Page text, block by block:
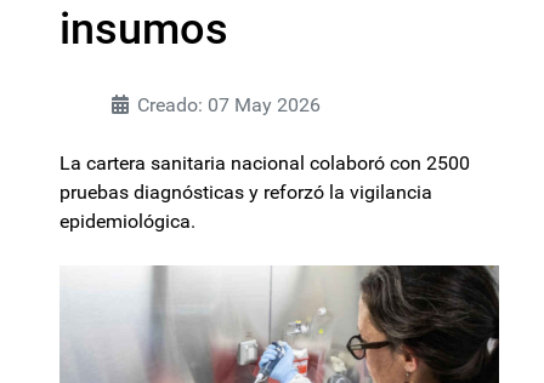
insumos
Creado: 07 May 2026
La cartera sanitaria nacional colaboró con 2500
pruebas diagnósticas y reforzó la vigilancia
epidemiológica.